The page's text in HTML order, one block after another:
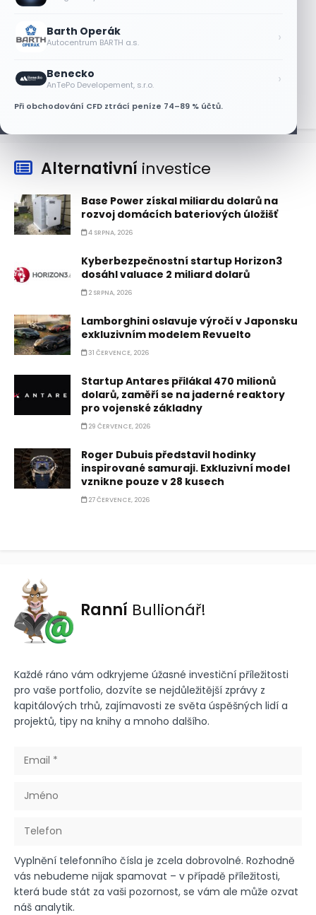
Barth Operák
Autocentrum BARTH a.s. ›
Benecko
AnTePo Developement, s.r.o. ›
Při obchodování CFD ztrácí peníze 74–89 % účtů.
Lisa Su zlehčuje Muskův závazek vůči
6 SRPNA, 2026
Alternativní investice
Base Power získal miliardu dolarů na
rozvoj domácích bateriových úložišť
4 SRPNA, 2026
Kyberbezpečnostní startup Horizon3
dosáhl valuace 2 miliard dolarů
2 SRPNA, 2026
Lamborghini oslavuje výročí v Japonsku
exkluzivním modelem Revuelto
31 ČERVENCE, 2026
Startup Antares přilákal 470 milionů
dolarů, zaměří se na jaderné reaktory
pro vojenské základny
29 ČERVENCE, 2026
Roger Dubuis představil hodinky
inspirované samuraji. Exkluzivní model
vznikne pouze v 28 kusech
27 ČERVENCE, 2026
Ranní Bullionář!
Každé ráno vám odkryjeme úžasné investiční příležitosti
pro vaše portfolio, dozvíte se nejdůležitější zprávy z
kapitálových trhů, zajímavosti ze světa úspěšných lidí a
projektů, tipy na knihy a mnoho dalšího.
Vyplnění telefonního čísla je zcela dobrovolné. Rozhodně
vás nebudeme nijak spamovat – v případě příležitosti,
která bude stát za vaši pozornost, se vám ale může ozvat
náš analytik.